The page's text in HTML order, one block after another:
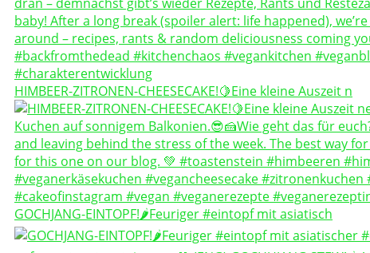
HIMBEER-ZITRONEN-CHEESECAKE!🍋Eine kleine Auszeit n
GOCHJANG-EINTOPF!🌶️Feuriger #eintopf mit asiatisch